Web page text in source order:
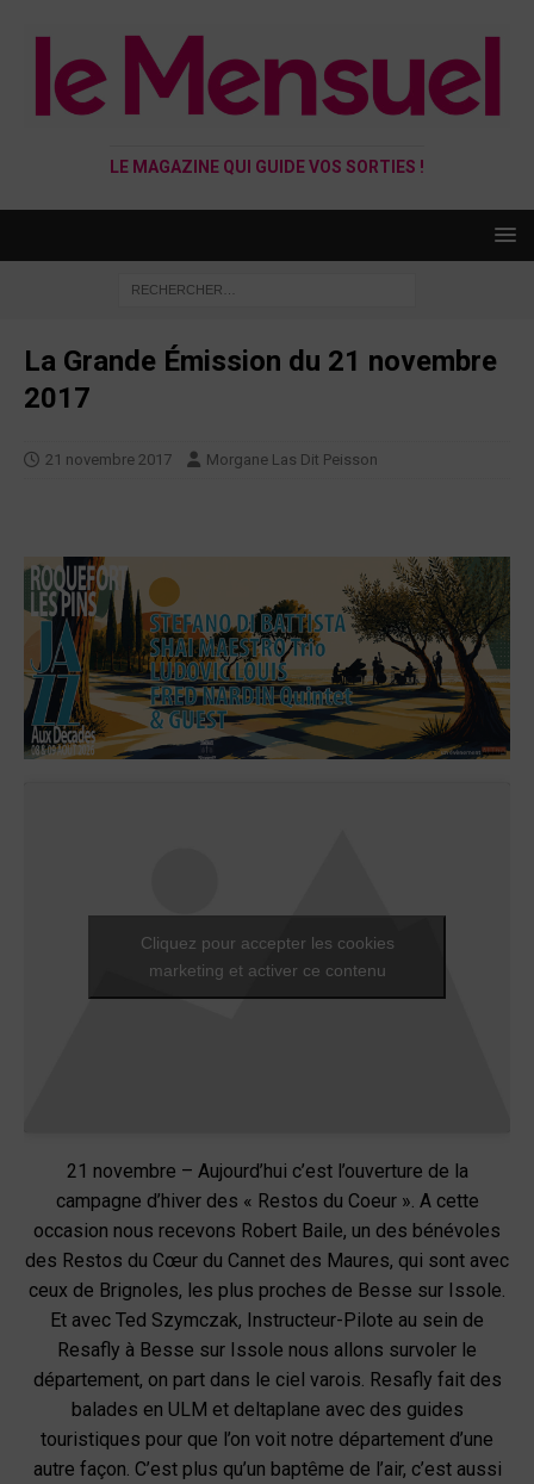
LE MAGAZINE QUI GUIDE VOS SORTIES !
La Grande Émission du 21 novembre
2017
21 novembre 2017 Morgane Las Dit Peisson
Cliquez pour accepter les cookies
marketing et activer ce contenu
21 novembre – Aujourd’hui c’est l’ouverture de la
campagne d’hiver des « Restos du Coeur ». A cette
occasion nous recevons Robert Baile, un des bénévoles
des Restos du Cœur du Cannet des Maures, qui sont avec
ceux de Brignoles, les plus proches de Besse sur Issole.
Et avec Ted Szymczak, Instructeur-Pilote au sein de
Resafly à Besse sur Issole nous allons survoler le
département, on part dans le ciel varois. Resafly fait des
balades en ULM et deltaplane avec des guides
touristiques pour que l’on voit notre département d’une
autre façon. C’est plus qu’un baptême de l’air, c’est aussi